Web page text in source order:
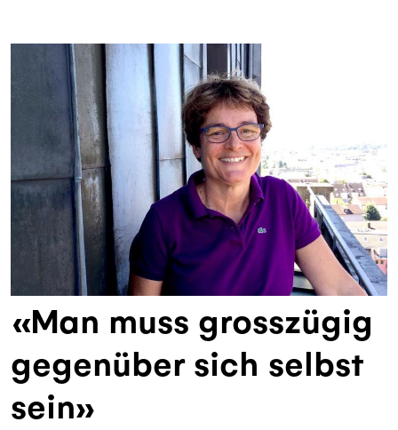
«Man muss grosszügig
gegenüber sich selbst
sein»